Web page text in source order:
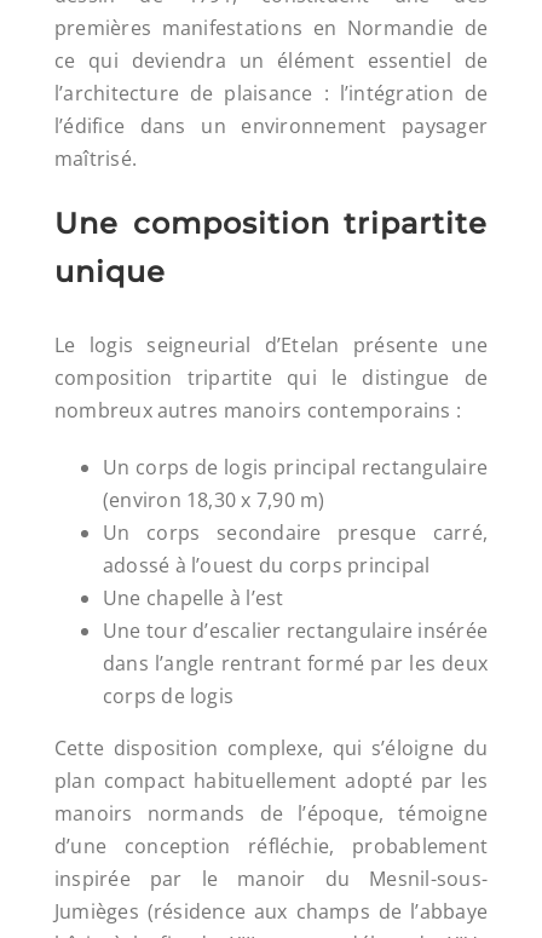
premières manifestations en Normandie de
ce qui deviendra un élément essentiel de
l’architecture de plaisance : l’intégration de
l’édifice dans un environnement paysager
maîtrisé.
Une composition tripartite
unique
Le logis seigneurial d’Etelan présente une
composition tripartite qui le distingue de
nombreux autres manoirs contemporains :
Un corps de logis principal rectangulaire
(environ 18,30 x 7,90 m)
Un corps secondaire presque carré,
adossé à l’ouest du corps principal
Une chapelle à l’est
Une tour d’escalier rectangulaire insérée
dans l’angle rentrant formé par les deux
corps de logis
Cette disposition complexe, qui s’éloigne du
plan compact habituellement adopté par les
manoirs normands de l’époque, témoigne
d’une conception réfléchie, probablement
inspirée par le manoir du Mesnil-sous-
Jumièges (résidence aux champs de l’abbaye